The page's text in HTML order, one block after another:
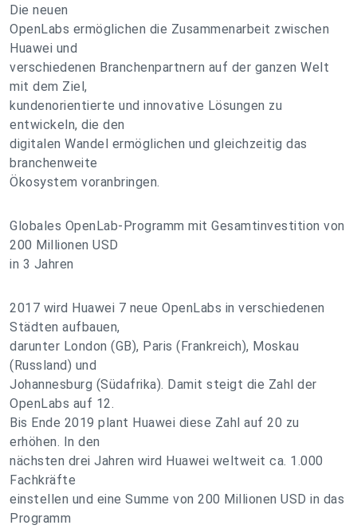
Die neuen
OpenLabs ermöglichen die Zusammenarbeit zwischen
Huawei und
verschiedenen Branchenpartnern auf der ganzen Welt
mit dem Ziel,
kundenorientierte und innovative Lösungen zu
entwickeln, die den
digitalen Wandel ermöglichen und gleichzeitig das
branchenweite
Ökosystem voranbringen.
Globales OpenLab-Programm mit Gesamtinvestition von
200 Millionen USD
in 3 Jahren
2017 wird Huawei 7 neue OpenLabs in verschiedenen
Städten aufbauen,
darunter London (GB), Paris (Frankreich), Moskau
(Russland) und
Johannesburg (Südafrika). Damit steigt die Zahl der
OpenLabs auf 12.
Bis Ende 2019 plant Huawei diese Zahl auf 20 zu
erhöhen. In den
nächsten drei Jahren wird Huawei weltweit ca. 1.000
Fachkräfte
einstellen und eine Summe von 200 Millionen USD in das
Programm